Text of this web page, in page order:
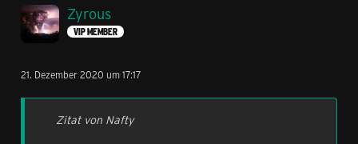
Zyrous
VIP MEMBER
21. Dezember 2020 um 17:17
Zitat von Nafty